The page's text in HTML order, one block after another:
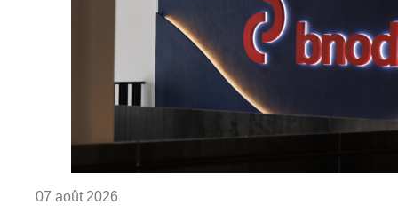
07 août 2026